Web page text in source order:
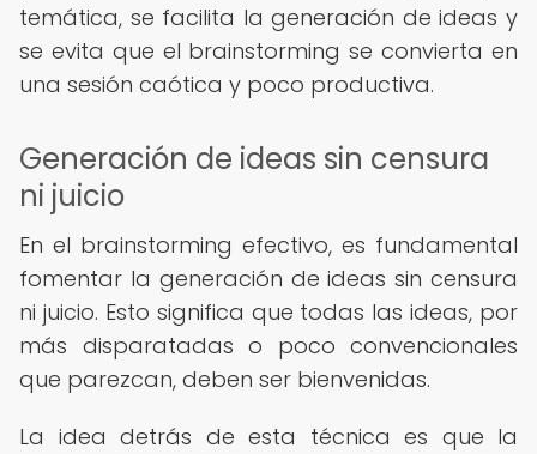
temática, se facilita la generación de ideas y
se evita que el brainstorming se convierta en
una sesión caótica y poco productiva.
Generación de ideas sin censura
ni juicio
En el brainstorming efectivo, es fundamental
fomentar la generación de ideas sin censura
ni juicio. Esto significa que todas las ideas, por
más disparatadas o poco convencionales
que parezcan, deben ser bienvenidas.
La idea detrás de esta técnica es que la